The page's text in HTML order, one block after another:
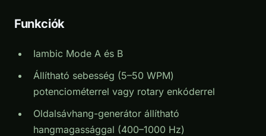
Funkciók
Iambic Mode A és B
Állítható sebesség (5–50 WPM)
potenciométerrel vagy rotary enkóderrel
Oldalsávhang-generátor állítható
hangmagassággal (400–1000 Hz)